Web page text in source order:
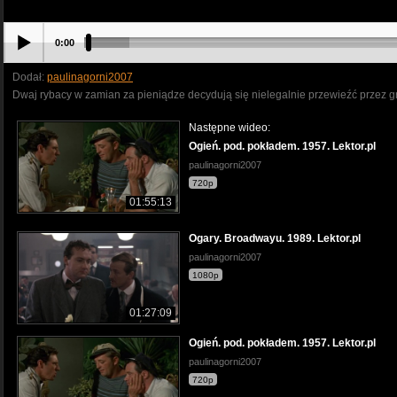
0:00
Dodał: paulinagorni2007
Dwaj rybacy w zamian za pieniądze decydują się nielegalnie przewieźć przez
01:55:13
Następne wideo:
Ogień. pod. pokładem. 1957. Lektor.pl
paulinagorni2007
720p
01:27:09
Ogary. Broadwayu. 1989. Lektor.pl
paulinagorni2007
1080p
Ogień. pod. pokładem. 1957. Lektor.pl
paulinagorni2007
720p